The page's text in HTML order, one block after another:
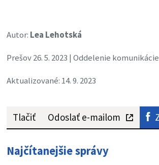
Autor: Lea Lehotská
Prešov 26. 5. 2023 | Oddelenie komunikácie
Aktualizované: 14. 9. 2023
Tlačiť Odoslať e-mailom
Najčítanejšie správy